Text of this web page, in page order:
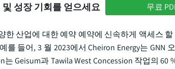
성장 기회를 얻으세요 무료
한 산업에 대한 예약 예약에 신속하게 액세스
들어, 3 월 2023에서 Cheiron Energy는 GNN
는 Geisum과 Tawila West Concession 작업의